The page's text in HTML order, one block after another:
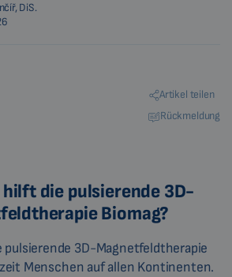
DiS.
Artikel teilen
Rückmeldung
hilft die pulsierende 3D-
Biomag?
pulsierende 3D-Magnetfeldtherapie
Menschen auf allen Kontinenten.